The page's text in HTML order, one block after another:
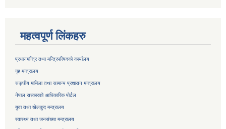
महत्वपूर्ण लिंकहरु
प्रधानमन्त्रि तथा मन्त्रिपरिषदको कार्यालय
गृह मन्त्रालय
सङ्घीय मामिला तथा सामान्य प्रशासन मन्त्रालय
नेपाल सरकारको आधिकारिक पोर्टल
युवा तथा खेलकुद मन्त्रालय
स्वास्थ्य तथा जनसंख्या मन्त्रालय